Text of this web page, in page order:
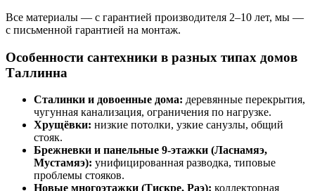
Все материалы — с гарантией производителя 2–10 лет, мы —
с письменной гарантией на монтаж.
Особенности сантехники в разных типах домов
Таллинна
Сталинки и довоенные дома: деревянные перекрытия,
чугунная канализация, ограничения по нагрузке.
Хрущёвки: низкие потолки, узкие санузлы, общий
стояк.
Брежневки и панельные 9-этажки (Ласнамяэ,
Мустамяэ): унифицированная разводка, типовые
проблемы стояков.
Новые многоэтажки (Тискре, Раэ): коллекторная